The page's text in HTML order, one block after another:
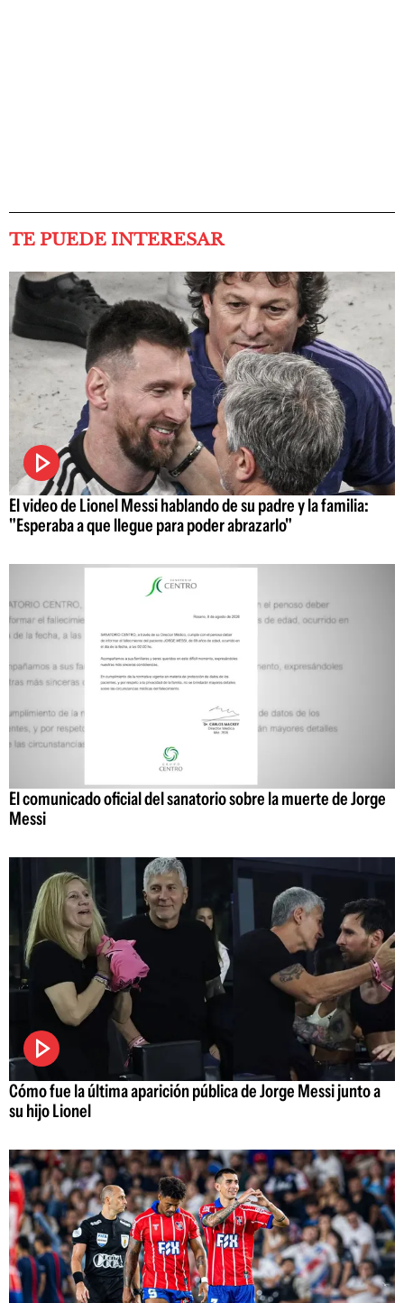
TE PUEDE INTERESAR
El video de Lionel Messi hablando de su padre y la familia:
"Esperaba a que llegue para poder abrazarlo"
El comunicado oficial del sanatorio sobre la muerte de Jorge
Messi
Cómo fue la última aparición pública de Jorge Messi junto a
su hijo Lionel